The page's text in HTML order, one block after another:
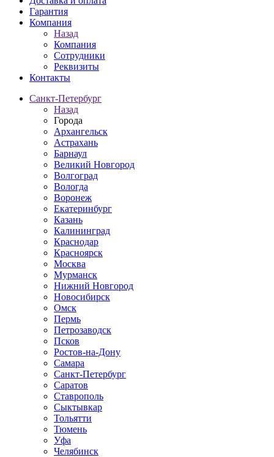
Гарантия
Компания
Назад
Компания
Сотрудники
Реквизиты
Контакты
Санкт-Петербург
Назад
Города
Архангельск
Астрахань
Барнаул
Великий Новгород
Волгоград
Вологда
Воронеж
Екатеринбург
Казань
Калининград
Краснодар
Красноярск
Москва
Мурманск
Нижний Новгород
Новосибирск
Омск
Пермь
Петрозаводск
Псков
Ростов-на-Дону
Самара
Санкт-Петербург
Саратов
Ставрополь
Сыктывкар
Тольятти
Тюмень
Уфа
Челябинск